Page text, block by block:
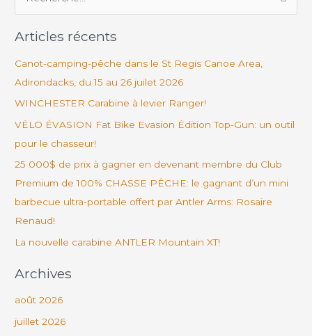
c
e
r
:
Articles récents
Canot-camping-pêche dans le St Regis Canoe Area,
Adirondacks, du 15 au 26 juilet 2026
WINCHESTER Carabine à levier Ranger!
VÉLO ÉVASION Fat Bike Evasion Édition Top-Gun: un outil
pour le chasseur!
25 000$ de prix à gagner en devenant membre du Club
Premium de 100% CHASSE PÊCHE: le gagnant d’un mini
barbecue ultra-portable offert par Antler Arms: Rosaire
Renaud!
La nouvelle carabine ANTLER Mountain XT!
Archives
août 2026
juillet 2026